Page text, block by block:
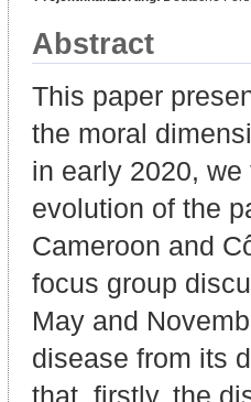
Abstract
This paper
the moral
in early 2020,
evolution of the
Cameroon and
focus group
May and
disease from its
that, firstly, the